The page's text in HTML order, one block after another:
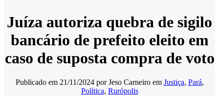
Juíza autoriza quebra de sigilo
bancário de prefeito eleito em
caso de suposta compra de voto
Publicado em 21/11/2024 porJeso Carneiro em Justiça, Pará,
Política, Rurópolis